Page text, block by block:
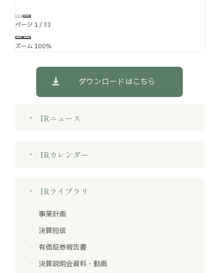
お問い合わせ
ページ 1/33
ズーム 100%
ダウンロードはこちら
arrow_forward IRニュース
arrow_forward IRカレンダー
arrow_forward IRライブラリ
事業計画
決算短信
有価証券報告書
決算説明会資料・動画